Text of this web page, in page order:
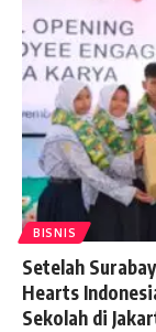
BISNIS
Setelah
Hearts
Sekolah di